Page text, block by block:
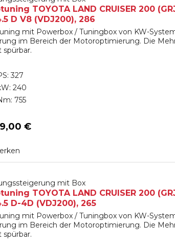
TOYOTA LAND CRUISER 200
D V8 (VDJ200), 286
mit Powerbox / Tuningbox von KW-
im Bereich der Motoroptimierung. Die
spürbar.
327
240
755
€
mit Box
TOYOTA LAND CRUISER 200
D-4D (VDJ200), 265
mit Powerbox / Tuningbox von KW-
im Bereich der Motoroptimierung. Die
spürbar.